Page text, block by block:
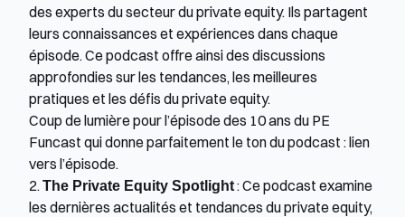
des experts du secteur du private equity. Ils partagent
leurs connaissances et expériences dans chaque
épisode. Ce podcast offre ainsi des discussions
approfondies sur les tendances, les meilleures
pratiques et les défis du private equity.
Coup de lumière pour l’épisode des 10 ans du PE
Funcast qui donne parfaitement le ton du podcast : lien
vers l’épisode.
2. The Private Equity Spotlight : Ce podcast examine
les dernières actualités et tendances du private equity,